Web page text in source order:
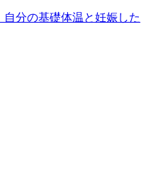
分の基礎体温と妊娠した